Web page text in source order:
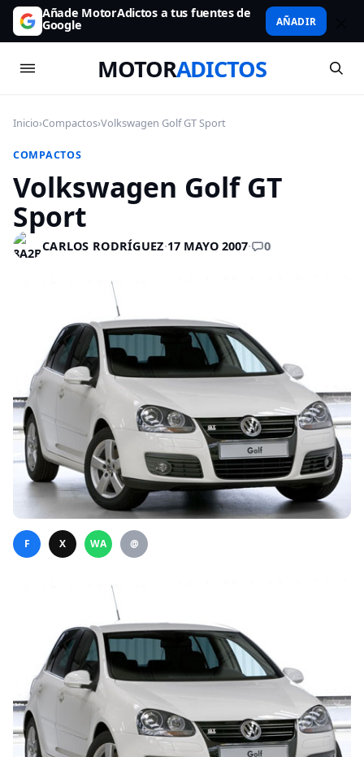
Añade MotorAdictos a tus fuentes de
Google AÑADIR
MOTORADICTOS
Inicio›Compactos›Volkswagen Golf GT Sport
COMPACTOS
Volkswagen Golf GT
Sport
CARLOS RODRÍGUEZ·17 MAYO 2007· 0
F X WA @